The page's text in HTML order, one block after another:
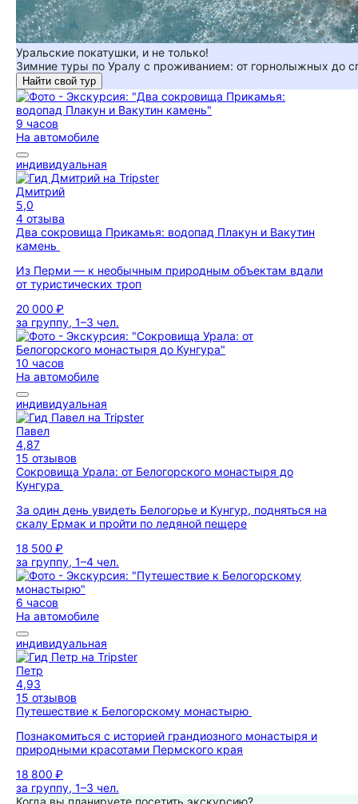
Уральские покатушки, и не только!
Зимние туры по Уралу с проживанием: от горнолыжных до
Найти свой тур
9 часов
На автомобиле
индивидуальная
Дмитрий
5,0
4 отзыва
Два сокровища Прикамья: водопад Плакун и Вакутин
камень
Из Перми — к необычным природным объектам вдали
от туристических троп
20 000 ₽
за группу, 1–3 чел.
10 часов
На автомобиле
индивидуальная
Павел
4,87
15 отзывов
Сокровища Урала: от Белогорского монастыря до
Кунгура
За один день увидеть Белогорье и Кунгур, подняться на
скалу Ермак и пройти по ледяной пещере
18 500 ₽
за группу, 1–4 чел.
6 часов
На автомобиле
индивидуальная
Петр
4,93
15 отзывов
Путешествие к Белогорскому монастырю
Познакомиться с историей грандиозного монастыря и
природными красотами Пермского края
18 800 ₽
за группу, 1–3 чел.
Когда вы планируете посетить экскурсию?